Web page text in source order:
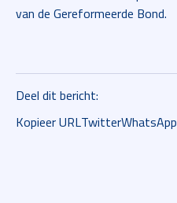
van de Gereformeerde Bond.
Deel dit bericht:
Kopieer URLTwitterWhatsApp